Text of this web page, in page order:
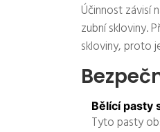
Účinnost závisí
zubní skloviny.
skloviny, proto
Bělící pasty
Tyto pasty